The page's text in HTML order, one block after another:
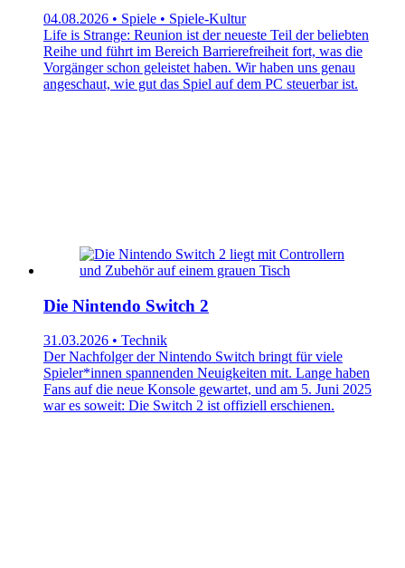
04.08.2026 • Spiele • Spiele-Kultur
Life is Strange: Reunion ist der neueste Teil der beliebten
Reihe und führt im Bereich Barrierefreiheit fort, was die
Vorgänger schon geleistet haben. Wir haben uns genau
angeschaut, wie gut das Spiel auf dem PC steuerbar ist.
Die Nintendo Switch 2
31.03.2026 • Technik
Der Nachfolger der Nintendo Switch bringt für viele
Spieler*innen spannenden Neuigkeiten mit. Lange haben
Fans auf die neue Konsole gewartet, und am 5. Juni 2025
war es soweit: Die Switch 2 ist offiziell erschienen.